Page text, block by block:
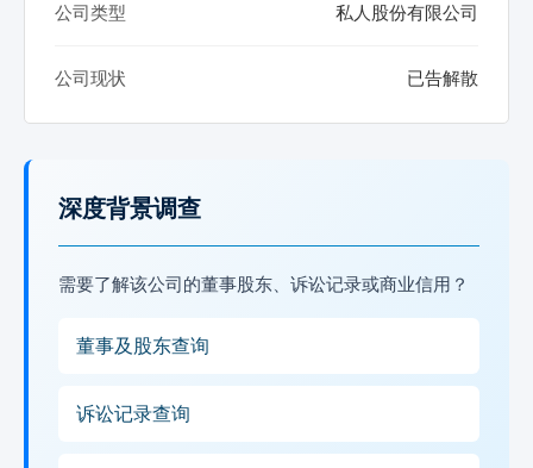
公司类型 私人股份有限公司
公司现状 已告解散
深度背景调查
需要了解该公司的董事股东、诉讼记录或商业信用？
董事及股东查询
诉讼记录查询